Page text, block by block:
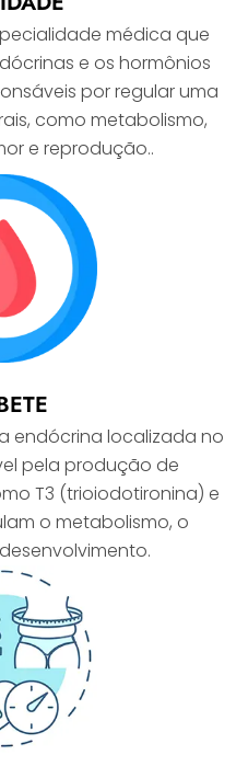
médica que
e os hormônios
por regular uma
como metabolismo,
e reprodução..
endócrina localizada no
pela produção de
T3 (trioiodotironina) e
o metabolismo, o